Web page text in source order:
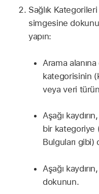
Sağlık
simgesine
yapın:
Arama
kategorisinin
veya veri
Aşağı
bir kategoriye
Bulguları gibi)
Aşağı
dokunun.